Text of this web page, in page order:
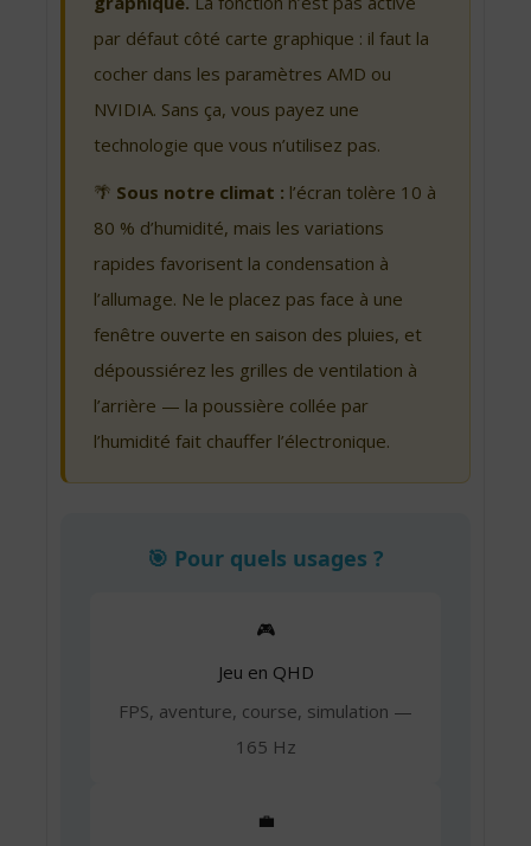
par défaut côté carte graphique : il faut la
cocher dans les paramètres AMD ou
NVIDIA. Sans ça, vous payez une
technologie que vous n’utilisez pas.
🌴 Sous notre climat : l’écran tolère 10 à
80 % d’humidité, mais les variations
rapides favorisent la condensation à
l’allumage. Ne le placez pas face à une
fenêtre ouverte en saison des pluies, et
dépoussiérez les grilles de ventilation à
l’arrière — la poussière collée par
l’humidité fait chauffer l’électronique.
🎯 Pour quels usages ?
🎮
Jeu en QHD
FPS, aventure, course, simulation —
165 Hz
💼